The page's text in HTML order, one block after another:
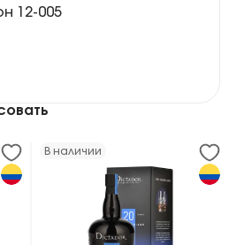
12-005
В наличии